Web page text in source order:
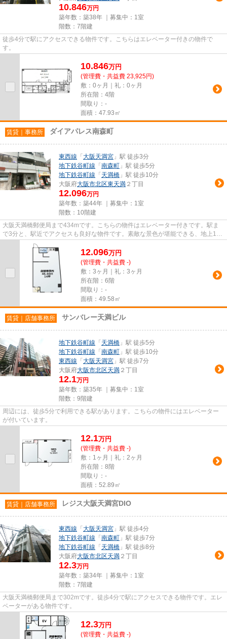
10.846万円
築年数：築38年 ｜募集中： 1室
階数：7階建
徒歩4分で駅にアクセスできる物件です。こちらはエレベーター付きの物件で
す。
10.846万円
(管理費・共益費 23,925円)
敷：0ヶ月｜礼：0ヶ月
所在階：4階
間取り：-
面積：47.93㎡
賃貸｜事務所 ダイアパレス南森町
東西線 「 大阪天満宮 」駅 徒歩3分
地下鉄谷町線 「 南森町 」駅 徒歩5分
地下鉄谷町線 「 天満橋 」駅 徒歩10分
大阪府大阪市北区東天満 ２丁目
12.096万円
築年数：築44年 ｜募集中： 1室
階数：10階建
大阪天満橋郵便局まで434mです。こちらの物件はエレベーター付きです。駅ま
で3分と、駅近でアクセスも良好な物件です。素敵な景色が堪能できる、地上10
階建ての物件。
12.096万円
(管理費・共益費 -)
敷：3ヶ月｜礼：3ヶ月
所在階：6階
間取り：-
面積：49.58㎡
賃貸｜店舗事務所 サンバレー天満ビル
地下鉄谷町線 「 天満橋 」駅 徒歩5分
地下鉄谷町線 「 南森町 」駅 徒歩10分
東西線 「 大阪天満宮 」駅 徒歩7分
大阪府大阪市北区天満 ２丁目
12.1万円
築年数：築35年 ｜募集中： 1室
階数：9階建
周辺には、徒歩5分で利用できる駅があります。こちらの物件にはエレベーター
が付いています。
12.1万円
(管理費・共益費 -)
敷：1ヶ月｜礼：2ヶ月
所在階：8階
間取り：-
面積：52.89㎡
賃貸｜店舗事務所 レジス大阪天満宮DIO
東西線 「 大阪天満宮 」駅 徒歩4分
地下鉄谷町線 「 南森町 」駅 徒歩7分
地下鉄谷町線 「 天満橋 」駅 徒歩8分
大阪府大阪市北区天満 ２丁目
12.3万円
築年数：築34年 ｜募集中： 1室
階数：7階建
大阪天満橋郵便局まで302mです。徒歩4分で駅にアクセスできる物件です。エレ
ベーターがある物件です。
12.3万円
(管理費・共益費 -)